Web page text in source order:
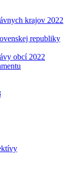
krajov 2022
republiky
obcí 2022